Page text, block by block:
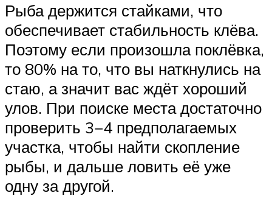
Рыба держится стайками, что
обеспечивает стабильность клёва.
Поэтому если произошла поклёвка,
то 80% на то, что вы наткнулись на
стаю, а значит вас ждёт хороший
улов. При поиске места достаточно
проверить 3−4 предполагаемых
участка, чтобы найти скопление
рыбы, и дальше ловить её уже
одну за другой.